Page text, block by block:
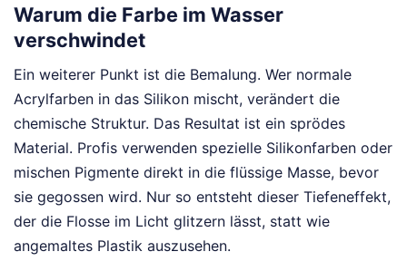
Warum die Farbe im Wasser
verschwindet
Ein weiterer Punkt ist die Bemalung. Wer normale
Acrylfarben in das Silikon mischt, verändert die
chemische Struktur. Das Resultat ist ein sprödes
Material. Profis verwenden spezielle Silikonfarben oder
mischen Pigmente direkt in die flüssige Masse, bevor
sie gegossen wird. Nur so entsteht dieser Tiefeneffekt,
der die Flosse im Licht glitzern lässt, statt wie
angemaltes Plastik auszusehen.